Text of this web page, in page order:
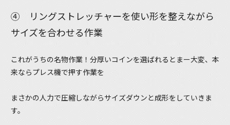
④ リングストレッチャーを使い形を整えながら
サイズを合わせる作業
これがうちの名物作業！分厚いコインを選ばれるとまー大変、本
来ならプレス機で押す作業を
まさかの人力で圧縮しながらサイズダウンと成形をしていきま
す。